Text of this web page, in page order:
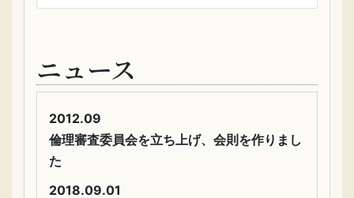
ニュース
2012.09
倫理審査委員会を立ち上げ、会則を作りまし
た
2018.09.01